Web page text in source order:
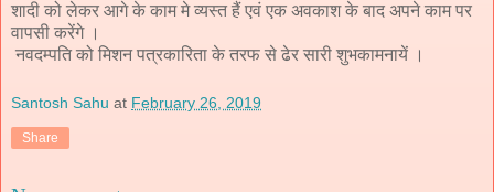
शादी को लेकर आगे के काम मे व्यस्त हैं एवं एक अवकाश के बाद अपने काम पर
वापसी करेंगे ।
नवदम्पति को मिशन पत्रकारिता के तरफ से ढेर सारी शुभकामनायें ।
Santosh Sahu at February 26, 2019
Share